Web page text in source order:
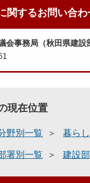
関するお問い合わ
会事務局（秋田県建設
現在位置
野別一覧 暮ら
署別一覧 建設部